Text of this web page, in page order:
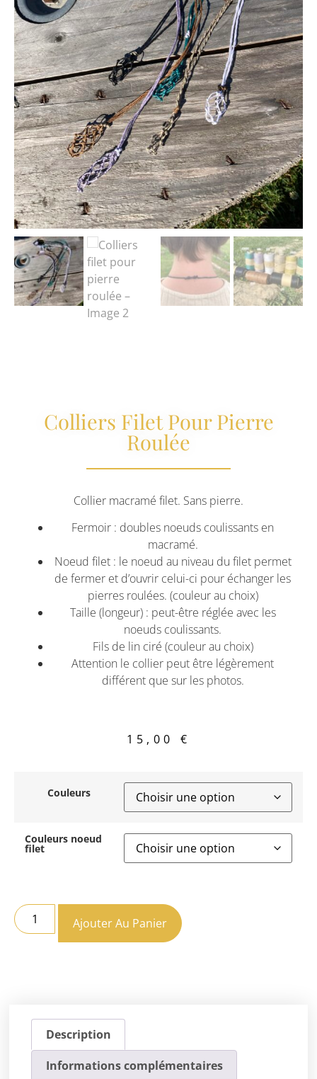
Colliers Filet Pour Pierre
Roulée
Collier macramé filet. Sans pierre.
Fermoir : doubles noeuds coulissants en
macramé.
Noeud filet : le noeud au niveau du filet permet
de fermer et d’ouvrir celui-ci pour échanger les
pierres roulées. (couleur au choix)
Taille (longeur) : peut-être réglée avec les
noeuds coulissants.
Fils de lin ciré (couleur au choix)
Attention le collier peut être légèrement
différent que sur les photos.
15,00 €
Couleurs
Couleurs noeud
filet
Ajouter Au Panier
Description
Informations complémentaires